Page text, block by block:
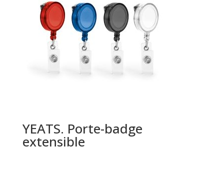
YEATS. Porte-badge
extensible